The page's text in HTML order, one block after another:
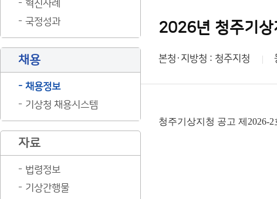
혁신사례
국정성과
채용
채용정보
기상청 채용시스템
자료
법령정보
기상간행물
2026년 청주기상
본청·지방청 : 청주지청
청주기상지청 공고 제2026-2